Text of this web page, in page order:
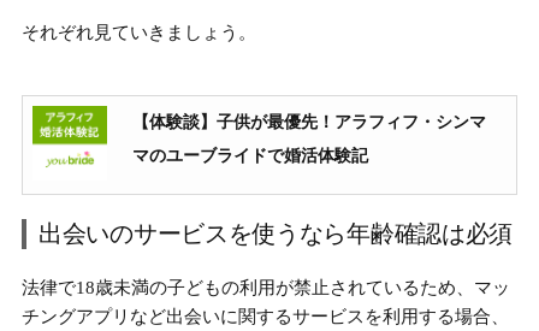
それぞれ見ていきましょう。
【体験談】子供が最優先！アラフィフ・シンマ
マのユーブライドで婚活体験記
出会いのサービスを使うなら年齢確認は必須
法律で18歳未満の子どもの利用が禁止されているため、マッ
チングアプリなど出会いに関するサービスを利用する場合、